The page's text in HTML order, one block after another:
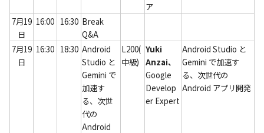
ア
7月19
日
16:00 16:30 Break
Q&A
7月19
日
16:30 18:30 Android
Studio と
Gemini で
加速す
る、次世
代の
Android
L200(
中級)
Yuki
Anzai、
Google
Develop
er Expert
Android Studio と
Gemini で加速す
る、次世代の
Android アプリ開発